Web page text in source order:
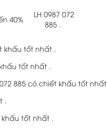
40%
LH 0987 072
885 .
tốt nhất .
tốt nhất .
885 có chiết khấu tốt nhất .
tốt nhất .